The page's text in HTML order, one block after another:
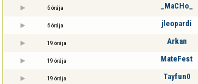
6 órája _MaCHo_
6 órája jleopardi
19 órája Arkan
19 órája MateFest
19 órája Tayfun0